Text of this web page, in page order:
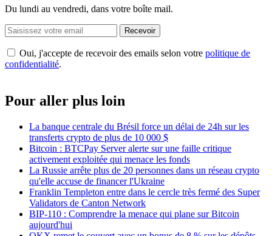
Du lundi au vendredi, dans votre boîte mail.
Recevoir
Oui, j'accepte de recevoir des emails selon votre politique de
confidentialité.
Pour aller plus loin
La banque centrale du Brésil force un délai de 24h sur les
transferts crypto de plus de 10 000 $
Bitcoin : BTCPay Server alerte sur une faille critique
activement exploitée qui menace les fonds
La Russie arrête plus de 20 personnes dans un réseau crypto
qu'elle accuse de financer l'Ukraine
Franklin Templeton entre dans le cercle très fermé des Super
Validators de Canton Network
BIP-110 : Comprendre la menace qui plane sur Bitcoin
aujourd'hui